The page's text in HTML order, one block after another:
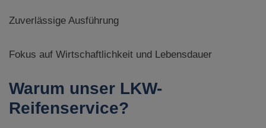
Zuverlässige Ausführung
Fokus auf Wirtschaftlichkeit und Lebensdauer
Warum unser LKW-
Reifenservice?